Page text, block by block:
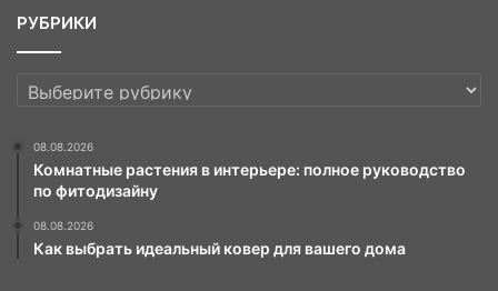
РУБРИКИ
РУБРИКИ
08.08.2026
Комнатные растения в интерьере: полное руководство
по фитодизайну
08.08.2026
Как выбрать идеальный ковер для вашего дома